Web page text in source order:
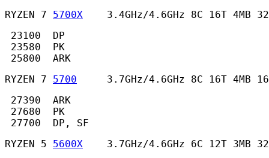
RYZEN 7 5700X
3.4GHz/4.6GHz 8C 16T 4MB
23100  DP
23580  PK
25800  ARK
RYZEN 7 5700
3.7GHz/4.6GHz 8C 16T 4MB
27390  ARK
27680  PK
27700  DP, SF
RYZEN 5 5600X
3.7GHz/4.6GHz 6C 12T 3MB